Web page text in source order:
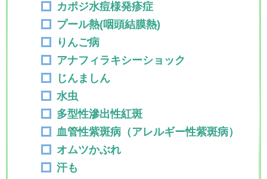
カポジ水痘様発疹症
プール熱(咽頭結膜熱)
りんご病
アナフィラキシーショック
じんましん
水虫
多型性滲出性紅斑
血管性紫斑病（アレルギー性紫斑病）
オムツかぶれ
汗も